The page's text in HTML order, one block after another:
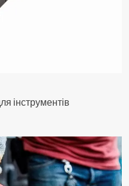
інструментів